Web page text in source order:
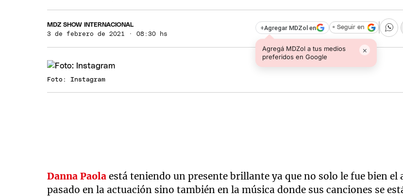
MDZ SHOW INTERNACIONAL
3 de febrero de 2021 · 08:30 hs
+Agregar MDZol en
Agregá MDZol a tus medios
preferidos en Google
×
+ Seguir en
Foto: Instagram
Danna Paola está teniendo un presente brillante ya que no solo le fue bien el
pasado en la actuación sino también en la música donde sus canciones se